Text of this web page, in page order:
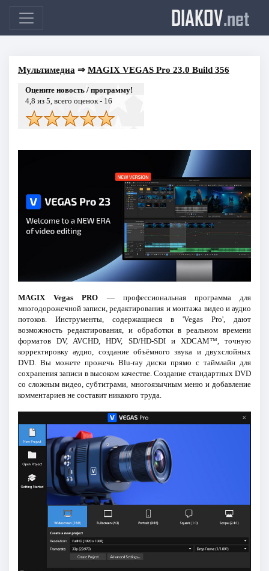
DIAKOV.net
Мультимедиа ⇒ MAGIX VEGAS Pro 23.0 Build 356
Оцените новость / программу!
4,8 из 5, всего оценок - 16
MAGIX Vegas PRO — профессиональная программа для
многодорожечной записи, редактирования и монтажа видео и аудио
потоков. Инструменты, содержащиеся в 'Vegas Pro', дают
возможность редактирования, и обработки в реальном времени
форматов DV, AVCHD, HDV, SD/HD-SDI и XDCAM™, точную
корректировку аудио, создание объёмного звука и двухслойных
DVD. Вы можете прожечь Blu-ray диски прямо с таймлайн для
сохранения записи в высоком качестве. Создание стандартных DVD
со сложным видео, субтитрами, многоязычным меню и добавление
комментариев не составит никакого труда.